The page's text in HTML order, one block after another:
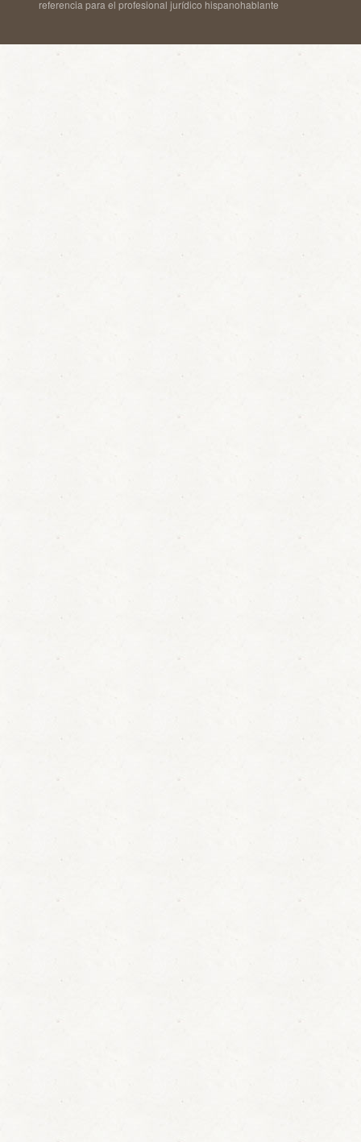
referencia para el profesional jurídico hispanohablante